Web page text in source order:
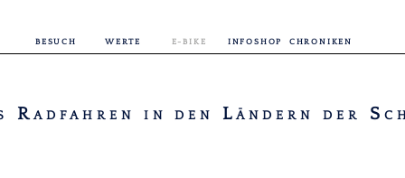
BESUCH INFOSHOP
E-BIKE
WERTE CHRONIKEN
RADFAHREN IN DEN LÄNDERN DER S